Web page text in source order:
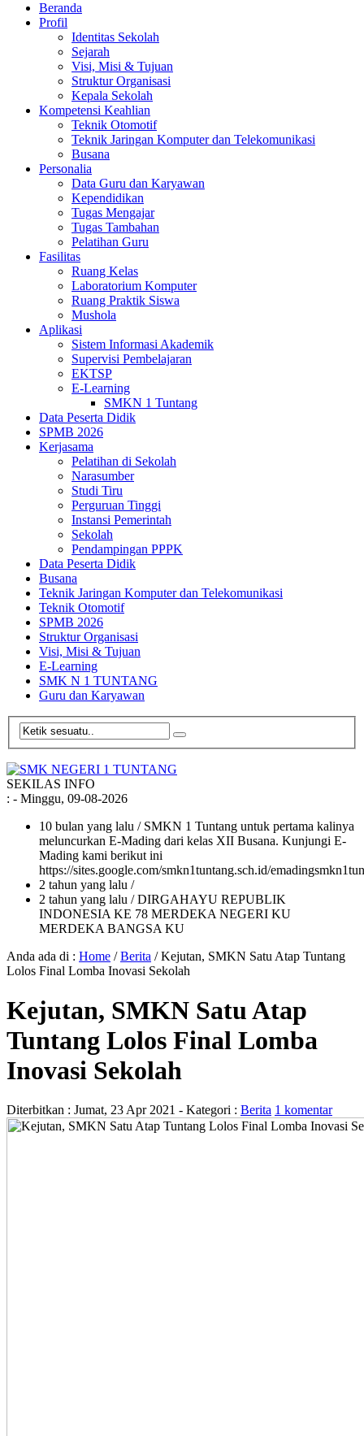
Beranda
Profil
Identitas Sekolah
Sejarah
Visi, Misi & Tujuan
Struktur Organisasi
Kepala Sekolah
Kompetensi Keahlian
Teknik Otomotif
Teknik Jaringan Komputer dan Telekomunikasi
Busana
Personalia
Data Guru dan Karyawan
Kependidikan
Tugas Mengajar
Tugas Tambahan
Pelatihan Guru
Fasilitas
Ruang Kelas
Laboratorium Komputer
Ruang Praktik Siswa
Mushola
Aplikasi
Sistem Informasi Akademik
Supervisi Pembelajaran
EKTSP
E-Learning
SMKN 1 Tuntang
Data Peserta Didik
SPMB 2026
Kerjasama
Pelatihan di Sekolah
Narasumber
Studi Tiru
Perguruan Tinggi
Instansi Pemerintah
Sekolah
Pendampingan PPPK
Data Peserta Didik
Busana
Teknik Jaringan Komputer dan Telekomunikasi
Teknik Otomotif
SPMB 2026
Struktur Organisasi
Visi, Misi & Tujuan
E-Learning
SMK N 1 TUNTANG
Guru dan Karyawan
SEKILAS INFO
: - Minggu, 09-08-2026
10 bulan yang lalu / SMKN 1 Tuntang untuk pertama kalinya
meluncurkan E-Mading dari kelas XII Busana. Kunjungi E-
Mading kami berikut ini
https://sites.google.com/smkn1tuntang.sch.id/
2 tahun yang lalu /
2 tahun yang lalu / DIRGAHAYU REPUBLIK
INDONESIA KE 78 MERDEKA NEGERI KU
MERDEKA BANGSA KU
Anda ada di : Home /Berita /Kejutan, SMKN Satu Atap Tuntang
Lolos Final Lomba Inovasi Sekolah
Kejutan, SMKN Satu Atap
Tuntang Lolos Final Lomba
Inovasi Sekolah
Diterbitkan : Jumat, 23 Apr 2021 - Kategori : Berita 1 komentar